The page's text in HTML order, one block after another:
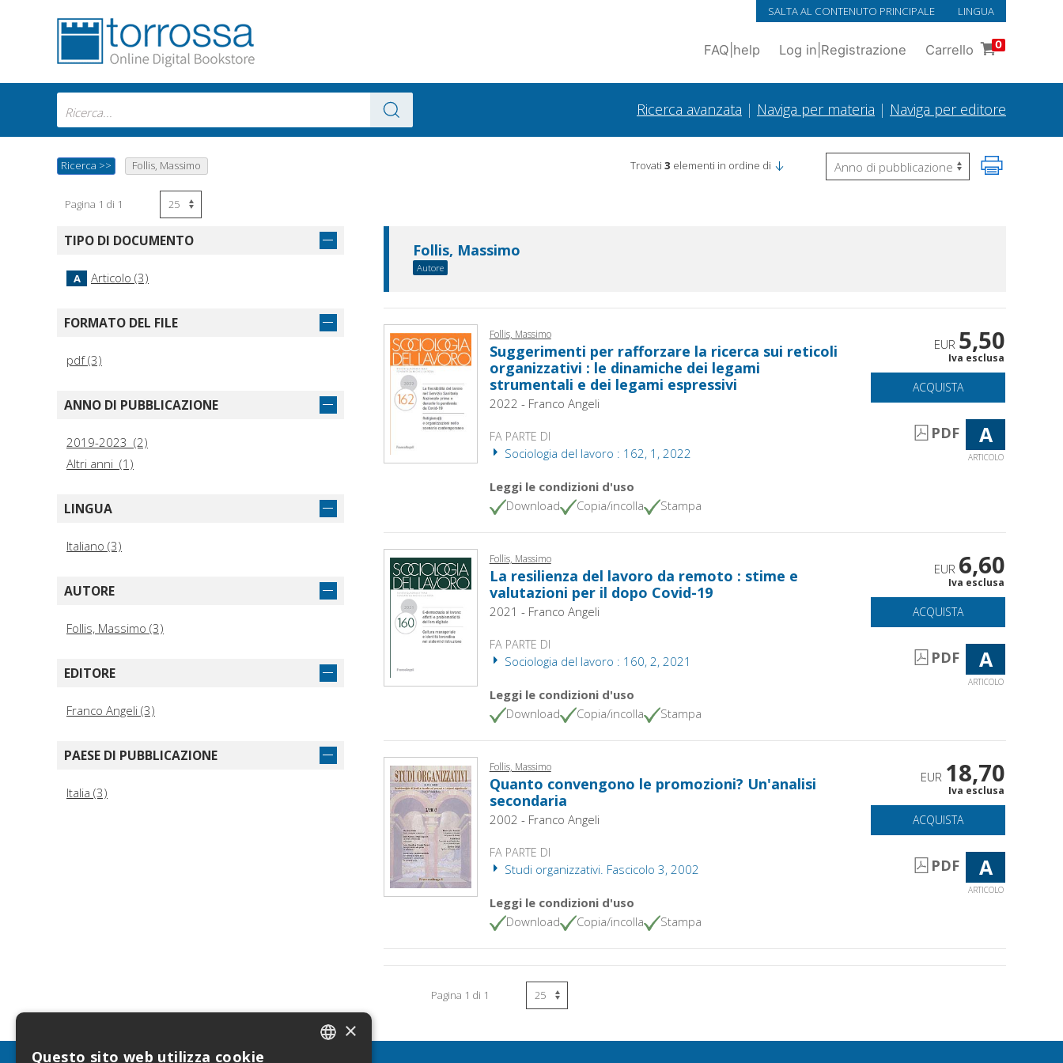
SALTA AL CONTENUTO PRINCIPALE LINGUA
FAQ help Log in Registrazione Carrello 0
Ricerca avanzata | Naviga per materia | Naviga per editore
Ricerca >> Follis, Massimo Trovati 3 elementi in ordine di
Pagina 1 di 1
TIPO DI DOCUMENTO
A Articolo (3)
FORMATO DEL FILE
pdf (3)
ANNO DI PUBBLICAZIONE
2019-2023 (2)
Altri anni (1)
LINGUA
Italiano (3)
AUTORE
Follis, Massimo (3)
EDITORE
Franco Angeli (3)
PAESE DI PUBBLICAZIONE
Italia (3)
Follis, Massimo
Autore
Follis, Massimo
Suggerimenti per rafforzare la ricerca sui reticoli
organizzativi : le dinamiche dei legami
strumentali e dei legami espressivi
2022 - Franco Angeli
FA PARTE DI
Sociologia del lavoro : 162, 1, 2022
Leggi le condizioni d'uso
Download
Copia/incolla Stampa
EUR 5,50
Iva esclusa
ACQUISTA
PDF A
ARTICOLO
Follis, Massimo
La resilienza del lavoro da remoto : stime e
valutazioni per il dopo Covid-19
2021 - Franco Angeli
FA PARTE DI
Sociologia del lavoro : 160, 2, 2021
Leggi le condizioni d'uso
Download
Copia/incolla Stampa
EUR 6,60
Iva esclusa
ACQUISTA
PDF A
ARTICOLO
Follis, Massimo
Quanto convengono le promozioni? Un'analisi
secondaria
2002 - Franco Angeli
FA PARTE DI
Studi organizzativi. Fascicolo 3, 2002
Leggi le condizioni d'uso
Download
Copia/incolla Stampa
EUR 18,70
Iva esclusa
ACQUISTA
PDF A
ARTICOLO
Pagina 1 di 1
×
Questo sito web utilizza cookie